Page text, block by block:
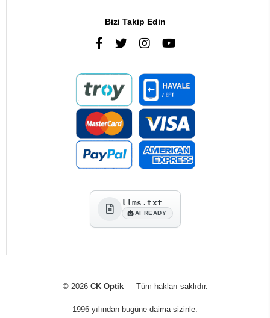
Bizi Takip Edin
llms.txt
AI READY
© 2026 CK Optik— Tüm hakları saklıdır.
1996 yılından bugüne daima sizinle.